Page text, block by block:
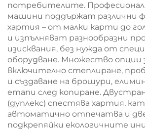
потребителите.
машини поддържат различни
хартия – от малки карти до
и изпълняват разнообразни
изисквания, без нужда от
оборудване. Множество опции
включително степлиране,
и създаване на брошури,
етапи след копиране.
(дуплекс) спестява хартия,
автоматично отпечатва и
подкрепяйки екологичните